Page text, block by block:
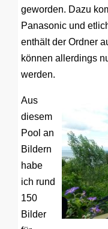
geworden. Dazu
Panasonic und
enthält der Ordner
können allerdings
werden.
Aus
diesem
Pool an
Bildern
habe
ich rund
150
Bilder